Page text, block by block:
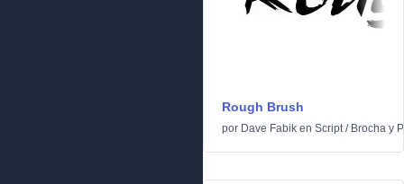
Rough Brush
por Dave Fabik en Script/ Brocha y